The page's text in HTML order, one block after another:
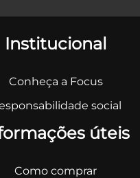
Institucional
Conheça a Focus
social
úteis
Como comprar